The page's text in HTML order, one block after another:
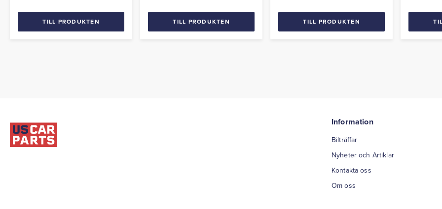
styck.
TILL PRODUKTEN TILL PRODUKTEN TILL PRODUKTEN
Information
Bilträffar
Nyheter och Artiklar
Kontakta oss
Om oss